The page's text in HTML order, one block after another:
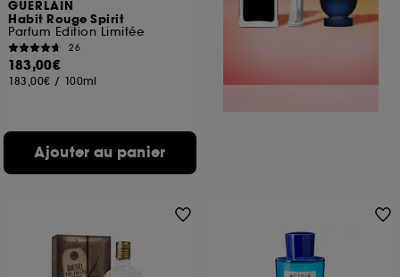
GUERLAIN
Habit Rouge Spirit
Parfum Edition Limitée
26
183,00€
183,00€ / 100ml
Ajouter au panier